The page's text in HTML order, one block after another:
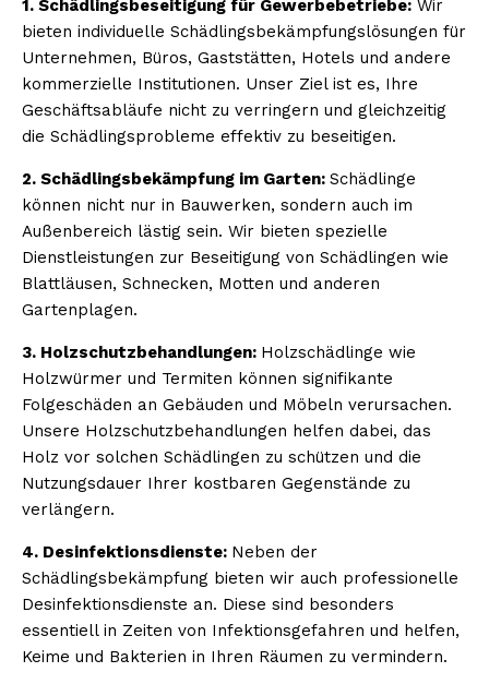
1. Schädlingsbeseitigung für Gewerbebetriebe: Wir
bieten individuelle Schädlingsbekämpfungslösungen für
Unternehmen, Büros, Gaststätten, Hotels und andere
kommerzielle Institutionen. Unser Ziel ist es, Ihre
Geschäftsabläufe nicht zu verringern und gleichzeitig
die Schädlingsprobleme effektiv zu beseitigen.
2. Schädlingsbekämpfung im Garten: Schädlinge
können nicht nur in Bauwerken, sondern auch im
Außenbereich lästig sein. Wir bieten spezielle
Dienstleistungen zur Beseitigung von Schädlingen wie
Blattläusen, Schnecken, Motten und anderen
Gartenplagen.
3. Holzschutzbehandlungen: Holzschädlinge wie
Holzwürmer und Termiten können signifikante
Folgeschäden an Gebäuden und Möbeln verursachen.
Unsere Holzschutzbehandlungen helfen dabei, das
Holz vor solchen Schädlingen zu schützen und die
Nutzungsdauer Ihrer kostbaren Gegenstände zu
verlängern.
4. Desinfektionsdienste: Neben der
Schädlingsbekämpfung bieten wir auch professionelle
Desinfektionsdienste an. Diese sind besonders
essentiell in Zeiten von Infektionsgefahren und helfen,
Keime und Bakterien in Ihren Räumen zu vermindern.